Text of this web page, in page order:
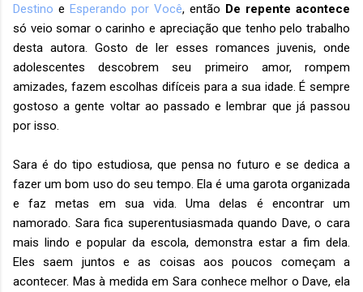
Destino e Esperando por Você, então De repente acontece
só veio somar o carinho e apreciação que tenho pelo trabalho
desta autora. Gosto de ler esses romances juvenis, onde
adolescentes descobrem seu primeiro amor, rompem
amizades, fazem escolhas difíceis para a sua idade. É sempre
gostoso a gente voltar ao passado e lembrar que já passou
por isso.
Sara é do tipo estudiosa, que pensa no futuro e se dedica a
fazer um bom uso do seu tempo. Ela é uma garota organizada
e faz metas em sua vida. Uma delas é encontrar um
namorado. Sara fica superentusiasmada quando Dave, o cara
mais lindo e popular da escola, demonstra estar a fim dela.
Eles saem juntos e as coisas aos poucos começam a
acontecer. Mas à medida em Sara conhece melhor o Dave, ela